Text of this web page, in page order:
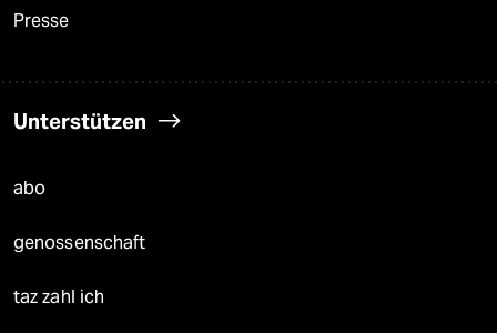
Presse
Unterstützen
abo
genossenschaft
taz zahl ich